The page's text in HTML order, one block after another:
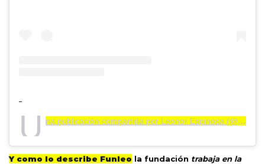
U na publicación compartida por Leonor Espinosa (@leoescocina)
Y como lo describe Funleo la fundación trabaja en la